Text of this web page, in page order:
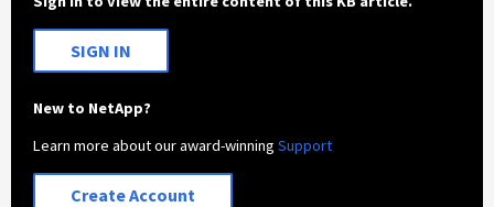
SIGN IN
New to NetApp?
Learn more about our award-winningSupport
Create Account